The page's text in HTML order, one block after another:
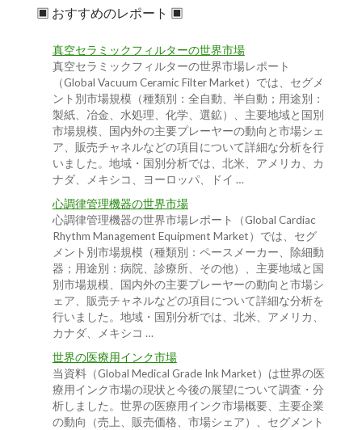
▣ おすすめのレポート ▣
真空セラミックフィルターの世界市場
真空セラミックフィルターの世界市場レポート
（Global Vacuum Ceramic Filter Market）では、セグメ
ント別市場規模（種類別：全自動、半自動；用途別：
製紙、冶金、水処理、化学、選鉱）、主要地域と国別
市場規模、国内外の主要プレーヤーの動向と市場シェ
ア、販売チャネルなどの項目について詳細な分析を行
いました。地域・国別分析では、北米、アメリカ、カ
ナダ、メキシコ、ヨーロッパ、ドイ …
心調律管理機器の世界市場
心調律管理機器の世界市場レポート（Global Cardiac
Rhythm Management Equipment Market）では、セグ
メント別市場規模（種類別：ペースメーカー、除細動
器；用途別：病院、診療所、その他）、主要地域と国
別市場規模、国内外の主要プレーヤーの動向と市場シ
ェア、販売チャネルなどの項目について詳細な分析を
行いました。地域・国別分析では、北米、アメリカ、
カナダ、メキシコ …
世界の医療用インク市場
当資料（Global Medical Grade Ink Market）は世界の医
療用インク市場の現状と今後の展望について調査・分
析しました。世界の医療用インク市場概要、主要企業
の動向（売上、販売価格、市場シェア）、セグメント